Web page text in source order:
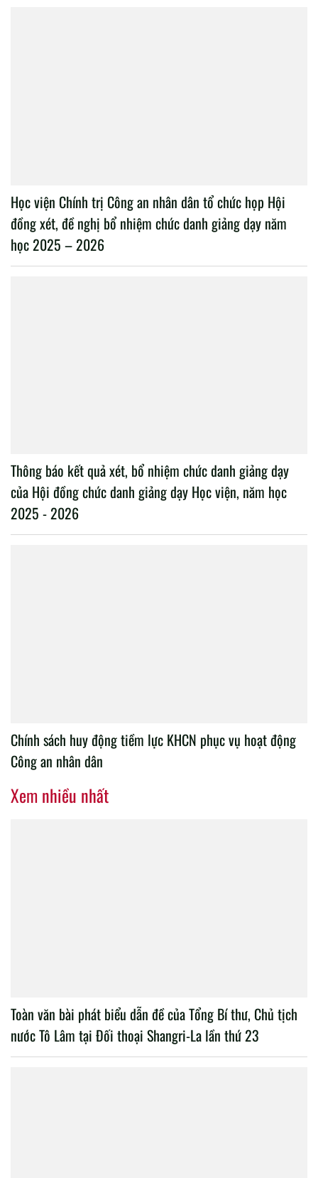
Học viện Chính trị Công an nhân dân tổ chức họp Hội
đồng xét, đề nghị bổ nhiệm chức danh giảng dạy năm
học 2025 – 2026
Thông báo kết quả xét, bổ nhiệm chức danh giảng dạy
của Hội đồng chức danh giảng dạy Học viện, năm học
2025 - 2026
Chính sách huy động tiềm lực KHCN phục vụ hoạt động
Công an nhân dân
Xem nhiều nhất
Toàn văn bài phát biểu dẫn đề của Tổng Bí thư, Chủ tịch
nước Tô Lâm tại Đối thoại Shangri-La lần thứ 23